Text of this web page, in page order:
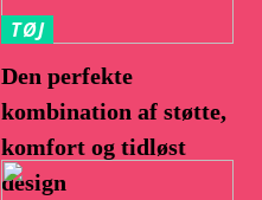
TØJ
Den perfekte
kombination af støtte,
komfort og tidløst
design